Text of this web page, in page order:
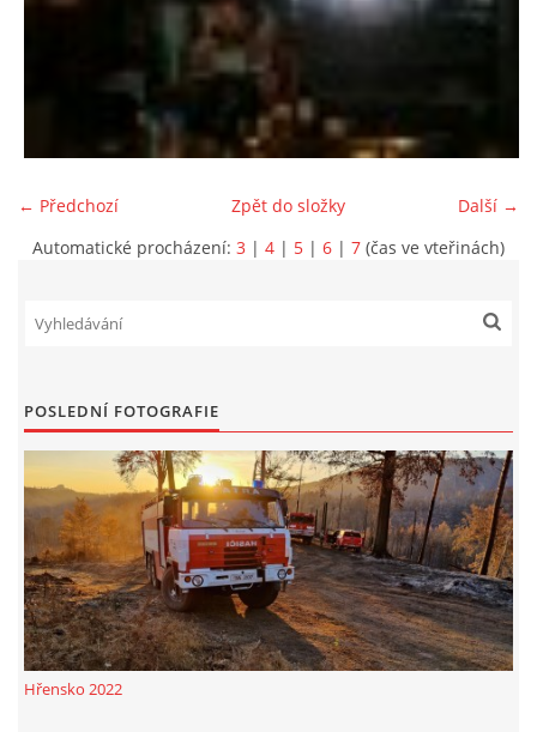
← Předchozí Další →
Zpět do složky
Automatické procházení: 3 | 4 | 5 | 6 | 7 (čas ve vteřinách)
POSLEDNÍ FOTOGRAFIE
Hřensko 2022